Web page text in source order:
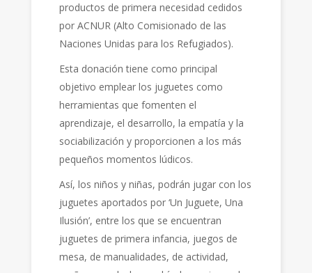
productos de primera necesidad cedidos
por ACNUR (Alto Comisionado de las
Naciones Unidas para los Refugiados).
Esta donación tiene como principal
objetivo emplear los juguetes como
herramientas que fomenten el
aprendizaje, el desarrollo, la empatía y la
sociabilización y proporcionen a los más
pequeños momentos lúdicos.
Así, los niños y niñas, podrán jugar con los
juguetes aportados por ‘Un Juguete, Una
Ilusión’, entre los que se encuentran
juguetes de primera infancia, juegos de
mesa, de manualidades, de actividad,